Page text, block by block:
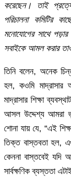
করেছেন। তাই
পরিচালনা কমিটির
মনোযোগের সাথে
সবাইকে আমল করার
তিনি বলেন, অনেক
হল, কওমি
মাদ্রাসার শিক্ষা
আসল উদ্দেশ্য আমরা
শোনা যায় যে, “এই
তিক্ত বাস্তবতা হল,
কেননা বাস্তবেই যদি
সার্বক্ষণিক ব্যস্ততা